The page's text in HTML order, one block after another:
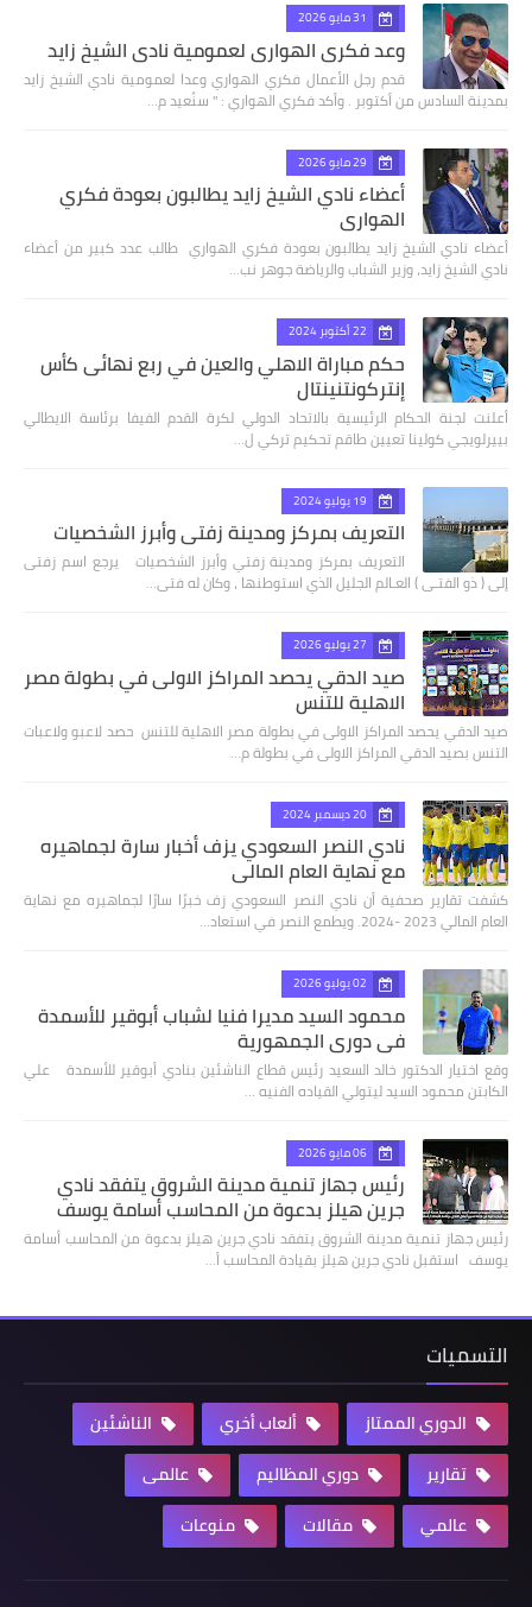
31 مايو 2026
وعد فكري الهواري لعمومية نادي الشيخ زايد
قدم رجل الأعمال فكري الهواري وعدا لعمومية نادي الشيخ زايد
بمدينة السادس من أكتوبر . وأكد فكري الهواري : " سنُعيد م…
29 مايو 2026
أعضاء نادي الشيخ زايد يطالبون بعودة فكري
الهواري
أعضاء نادي الشيخ زايد يطالبون بعودة فكري الهواري طالب عدد كبير من أعضاء
نادي الشيخ زايد، وزير الشباب والرياضة جوهر نب…
22 أكتوبر 2024
حكم مباراة الاهلي والعين في ربع نهائى كأس
إنتركونتنينتال
أعلنت لجنة الحكام الرئيسية بالاتحاد الدولي لكرة القدم الفيفا برئاسة الايطالي
بييرلويجي كولينا تعيين طاقم تحكيم تركي ل…
19 يوليو 2024
التعريف بمركز ومدينة زفتي وأبرز الشخصيات
التعريف بمركز ومدينة زفتي وأبرز الشخصيات يرجع اسم زفتى
إلى ( ذو الفتـى ) العـالم الجليل الذي استوطنها ، وكان له فتى…
27 يوليو 2026
صيد الدقي يحصد المراكز الاولى في بطولة مصر
الاهلية للتنس
صيد الدقي يحصد المراكز الاولى في بطولة مصر الاهلية للتنس حصد لاعبو ولاعبات
التنس بصيد الدقي المراكز الاولى في بطولة م…
20 ديسمبر 2024
نادي النصر السعودي يزف أخبار سارة لجماهيره
مع نهاية العام المالي
كشفت تقارير صحفية أن نادي النصر السعودي زف خبرًا سارًا لجماهيره مع نهاية
العام المالي 2023 -2024. ويطمع النصر في استعاد…
02 يوليو 2026
محمود السيد مديرا فنيا لشباب أبوقير للأسمدة
في دوري الجمهورية
وقع اختيار الدكتور خالد السعيد رئيس قطاع الناشئين بنادي أبوقير للأسمدة علي
الكابتن محمود السيد ليتولي القياده الفنيه …
06 مايو 2026
رئيس جهاز تنمية مدينة الشروق يتفقد نادي
جرين هيلز بدعوة من المحاسب أسامة يوسف
رئيس جهاز تنمية مدينة الشروق يتفقد نادي جرين هيلز بدعوة من المحاسب أسامة
يوسف استقبل نادي جرين هيلز بقيادة المحاسب أ…
التسميات
الدوري الممتاز ألعاب أخري
الناشئين
تقارير
دوري المظاليم
عالمى
عالمي
مقالات منوعات